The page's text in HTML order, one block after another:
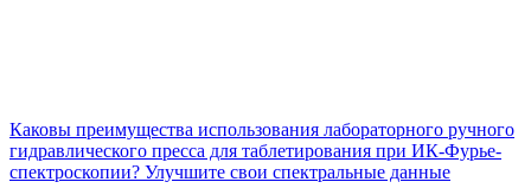
Каковы преимущества использования лабораторного ручного
гидравлического пресса для таблетирования при ИК-Фурье-
спектроскопии? Улучшите свои спектральные данные